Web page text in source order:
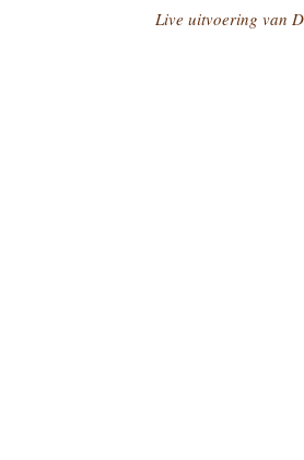
Live uitvoering van